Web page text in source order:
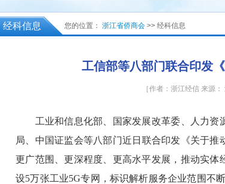
经科信息 您的位置： 浙江省侨商会 >> 经科信息
工信部等八部门联合印发
［作者：浙江经信 来源
工业和信息化部、国家发展改革委、人力资
局、中国证监会等八部门近日联合印发《关于
更广范围、更深程度、更高水平发展，推动实
设5万张工业5G专网，标识解析服务企业范围不